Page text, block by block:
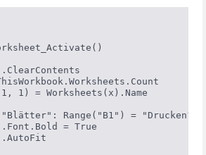
1) = Worksheets(x).Name
"Blätter": Range("B1") = "Drucken?"
= True